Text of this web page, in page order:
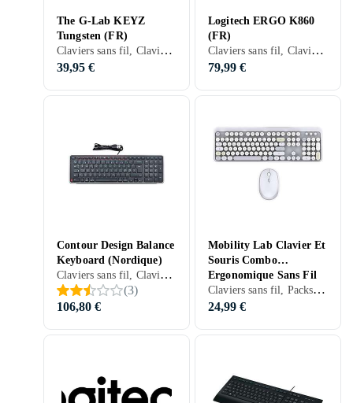
The G-Lab KEYZ
Tungsten (FR)
Claviers sans fil, Claviers gaming, Claviers ergonomiques, Membran, Français, PC, PS4, Xbox One, Ergonomiquement
39,95 €
Logitech ERGO K860
(FR)
Claviers sans fil, Claviers mécaniques, Claviers ergonomiques, Mécanique, Français, PC, Mac, SmartTV, Ergonomiquement
79,99 €
Contour Design Balance
Keyboard (Nordique)
Claviers sans fil, Claviers filaires, Claviers ergonomiques, Mécanique, Nordique, PC, Mac, Ergonomiquement
(3)
106,80 €
Mobility Lab Clavier Et
Souris Combo
Ergonomique Sans Fil
2.4Ghz Capteur
Optique
Claviers sans fil, Packs clavier et souris, Claviers ergonomiques, Membran, Ergonomiquement
24,99 €